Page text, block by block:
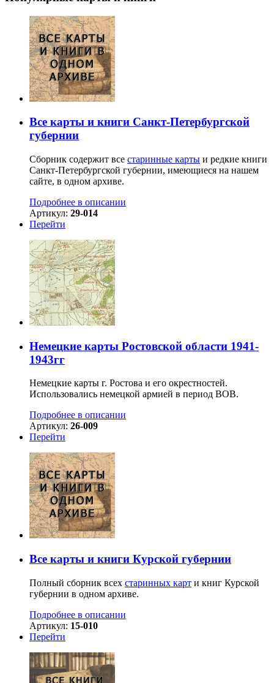
Все карты и книги Санкт-Петербургской
губернии
Сборник содержит все старинные карты и редкие книги
Санкт-Петербургской губернии, имеющиеся на нашем
сайте, в одном архиве.
Подробнее в описании
Артикул: 29-014
Перейти
Немецкие карты Ростовской области 1941-
1943гг
Немецкие карты г. Ростова и его окрестностей.
Использовались немецкой армией в период ВОВ.
Подробнее в описании
Артикул: 26-009
Перейти
Все карты и книги Курской губернии
Полный сборник всех старинных карт и книг Курской
губернии в одном архиве.
Подробнее в описании
Артикул: 15-010
Перейти